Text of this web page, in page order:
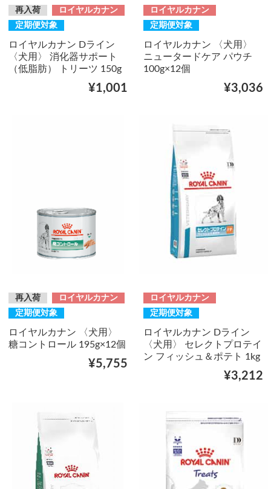
再入荷
ロイヤルカナン
定期便対象
ロイヤルカナン Dライン
〈犬用〉 消化器サポート
（低脂肪） トリーツ 150g
¥1,001
ロイヤルカナン
定期便対象
ロイヤルカナン 〈犬用〉
ニュータードケア パウチ
100g×12個
¥3,036
再入荷
ロイヤルカナン
定期便対象
ロイヤルカナン 〈犬用〉
糖コントロール 195g×12個
¥5,755
ロイヤルカナン
定期便対象
ロイヤルカナン Dライン
〈犬用〉 セレクトプロテイ
ン フィッシュ＆ポテト 1kg
¥3,212